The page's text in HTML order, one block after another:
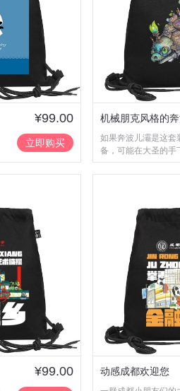
¥99.00
立即购买
机械朋克风格的
灞
如果奔波儿灞是这套
备，可能在大圣的手
过一次
¥99.00 动感成都欢迎您